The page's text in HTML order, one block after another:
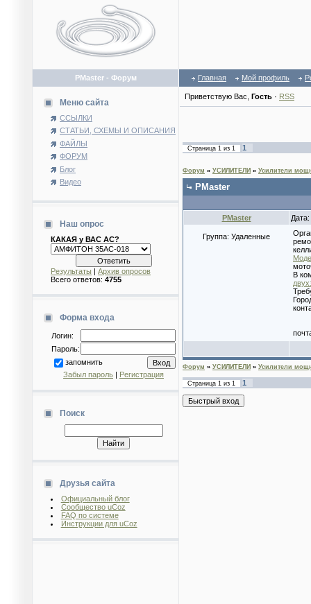
PMaster - Форум Главная Мой профиль
Меню сайта
ССЫЛКИ
СТАТЬИ, СХЕМЫ И ОПИСАНИЯ
ФАЙЛЫ
ФОРУМ
Блог
Видео
Наш опрос
КАКАЯ у ВАС АС?
Результаты | Архив опросов
Всего ответов: 4755
Форма входа
Логин:
Пароль:
запомнить
Забыл пароль | Регистрация
Поиск
Друзья сайта
Официальный блог
Сообщество uCoz
FAQ по системе
Инструкции для uCoz
Приветствую Вас Гость · RSS
Страница 1 из 1 1
Форум » УСИЛИТЕЛИ » Усилители
PMaster
PMaster
Группа: Удаленные
В
Форум » УСИЛИТЕЛИ » Усилители
Страница 1 из 1 1